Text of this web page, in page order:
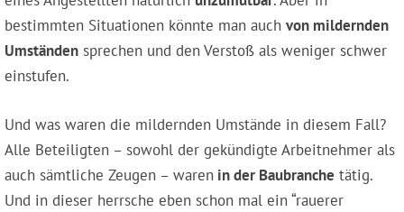
bestimmten Situationen könnte man auch von mildernden
Umständen sprechen und den Verstoß als weniger schwer
einstufen.
Und was waren die mildernden Umstände in diesem Fall?
Alle Beteiligten – sowohl der gekündigte Arbeitnehmer als
auch sämtliche Zeugen – waren in der Baubranche tätig.
Und in dieser herrsche eben schon mal ein “rauerer